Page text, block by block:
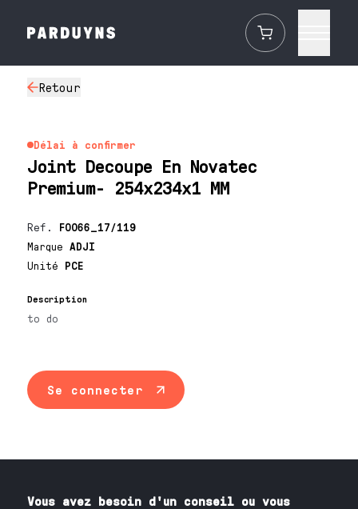
Retour
Délai à confirmer
Joint Decoupe En Novatec
Premium- 254x234x1 MM
Ref. F0066_17/119
MarqueADJI
Unité PCE
Description
to do
Se connecter
Vous avez besoin d'un conseil ou vous